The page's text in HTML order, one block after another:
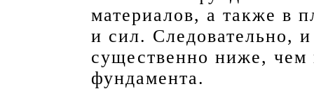
материалов, а также в
и сил. Следовательно,
существенно ниже, чем
фундамента.